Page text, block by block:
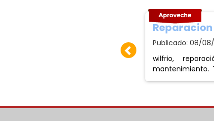
Publicado: 08/08/
wilfrio, reparación Minisplit.
mantenimiento.